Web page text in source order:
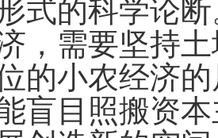
，需要坚持
的小农经济
盲目照搬资